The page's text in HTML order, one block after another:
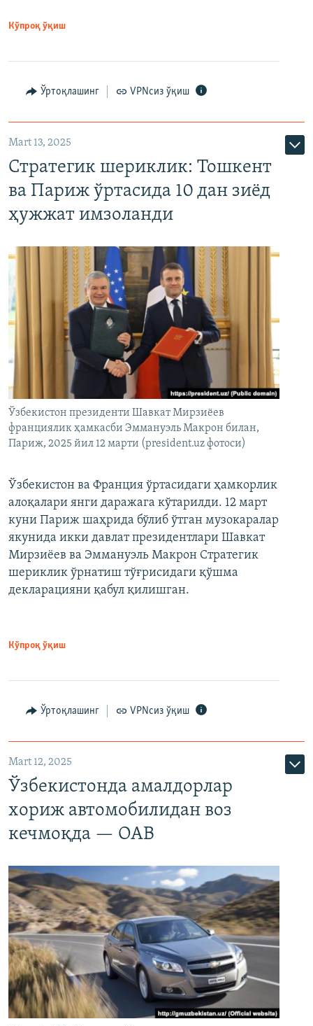
Кўпроқ ўқиш
Ўртоқлашинг VPNсиз ўқиш
Mart 13, 2025
Стратегик шериклик: Тошкент
ва Париж ўртасида 10 дан зиёд
ҳужжат имзоланди
Ўзбекистон президенти Шавкат Мирзиёев
франциялик ҳамкасби Эммануэль Макрон билан,
Париж, 2025 йил 12 марти (president.uz фотоси)
Ўзбекистон ва Франция ўртасидаги ҳамкорлик
алоқалари янги даражага кўтарилди. 12 март
куни Париж шаҳрида бўлиб ўтган музокаралар
якунида икки давлат президентлари Шавкат
Мирзиёев ва Эммануэль Макрон Стратегик
шериклик ўрнатиш тўғрисидаги қўшма
декларацияни қабул қилишган.
Кўпроқ ўқиш
Ўртоқлашинг VPNсиз ўқиш
Mart 12, 2025
Ўзбекистонда амалдорлар
хориж автомобилидан воз
кечмоқда — ОАВ